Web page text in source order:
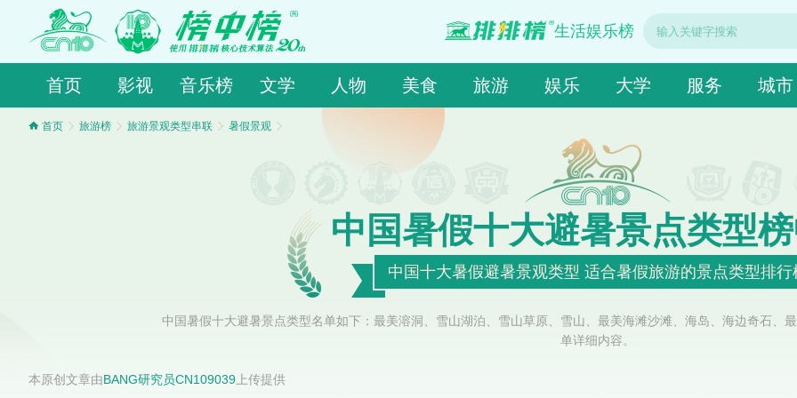
生活娱乐榜
首页 影视 音乐榜 文学 人物 美食 旅游 娱乐 大学 服务 城市
首页 旅游榜 旅游景观类型串联 暑假景观
中国暑假十大避暑景点类型
中国十大暑假避暑景观类型 适合暑假旅游的景点类型排行
中国暑假十大避暑景点类型名单如下：最美溶洞、雪山湖泊、雪山草原、雪山、最美海滩沙滩、海岛、海边奇石、
单详细内容。
本原创文章由BANG研究员CN109039上传提供